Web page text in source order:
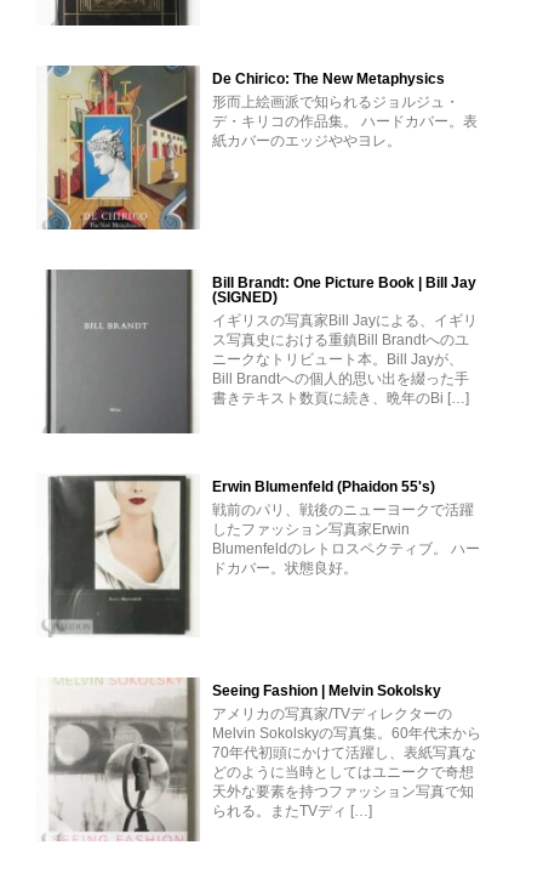
De Chirico: The New Metaphysics
形而上絵画派で知られるジョルジュ・
デ・キリコの作品集。 ハードカバー。表
紙カバーのエッジややヨレ。
Bill Brandt: One Picture Book | Bill Jay
(SIGNED)
イギリスの写真家Bill Jayによる、イギリ
ス写真史における重鎮Bill Brandtへのユ
ニークなトリビュート本。Bill Jayが、
Bill Brandtへの個人的思い出を綴った手
書きテキスト数頁に続き、晩年のBi […]
Erwin Blumenfeld (Phaidon 55's)
戦前のパリ、戦後のニューヨークで活躍
したファッション写真家Erwin
Blumenfeldのレトロスペクティブ。 ハー
ドカバー。状態良好。
Seeing Fashion | Melvin Sokolsky
アメリカの写真家/TVディレクターの
Melvin Sokolskyの写真集。60年代末から
70年代初頭にかけて活躍し、表紙写真な
どのように当時としてはユニークで奇想
天外な要素を持つファッション写真で知
られる。またTVディ […]